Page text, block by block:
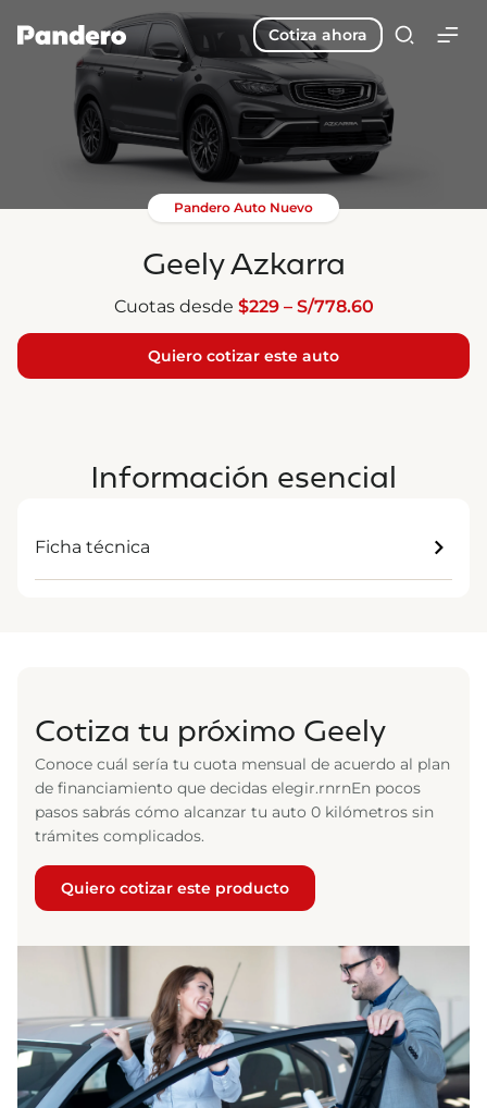
Cotiza ahora
Pandero Auto Nuevo
Geely Azkarra
Cuotas desde $229 – S/778.60
Quiero cotizar este auto
Información esencial
Ficha técnica
Cotiza tu próximo Geely
Conoce cuál sería tu cuota mensual de acuerdo al plan
de financiamiento que decidas elegir.rnrnEn pocos
pasos sabrás cómo alcanzar tu auto 0 kilómetros sin
trámites complicados.
Quiero cotizar este producto